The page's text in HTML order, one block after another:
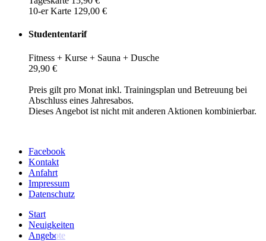
10-er Karte 129,00 €
Studententarif
Fitness + Kurse + Sauna + Dusche
29,90 €
Preis gilt pro Monat inkl. Trainingsplan und Betreuung bei
Abschluss eines Jahresabos.
Dieses Angebot ist nicht mit anderen Aktionen kombinierbar.
Facebook
Kontakt
Anfahrt
Impressum
Datenschutz
Start
Neuigkeiten
Angebote